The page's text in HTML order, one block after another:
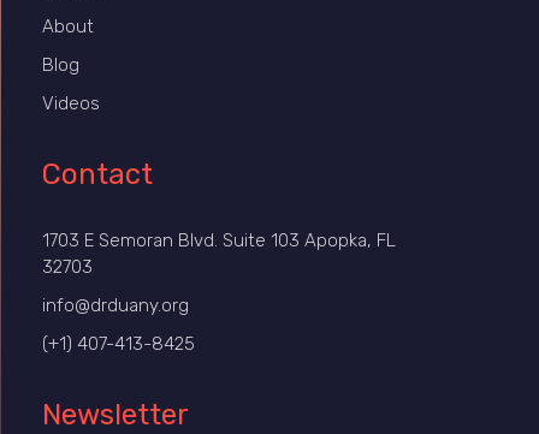
About
Blog
Videos
Contact
1703 E Semoran Blvd. Suite 103 Apopka, FL
32703
info@drduany.org
(+1) 407-413-8425
Newsletter